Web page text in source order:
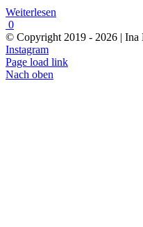
Weiterlesen
0
© Copyright 2019 - 2026 | Ina
Instagram
Page load link
Nach oben